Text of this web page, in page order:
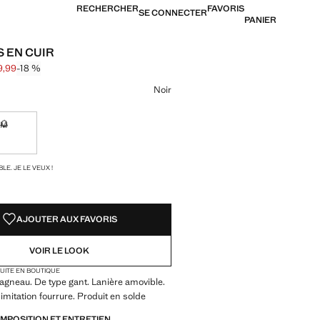
RECHERCHERSE CONNECTERFAVORIS
PANIER
EN CUIR
[$ 109,99 ]
]
-18 %
couleur
Noir
M
!
JE LE VEUX !
AJOUTER AUX FAVORIS
VOIR LE LOOK
EN BOUTIQUE
De type gant. Lanière amovible.
fourrure. Produit en solde